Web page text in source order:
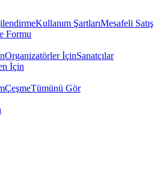
Kullanım ŞartlarıMesafeli Satış
Formu
Organizatörler İçinSanatçılar
İçin
ÇeşmeTümünü Gör